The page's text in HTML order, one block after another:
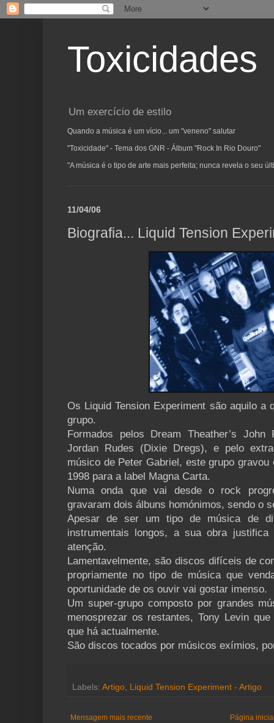
Toxicidades
Um exercício de estilo
Quando a música é um vício... um "veneno" salutar
"Toxicidade" - Tema dos GNR - Álbum "Rock In Rio Douro"
"A música é o tipo de arte mais perfeita; nunca revela o seu
11/04/06
Biografia... Liquid Tension
Os Liquid Tension Experiment são aquilo a
grupo.
Formados pelos Dream Theather’s
Jordan Rudes (Dixie Dregs), e pelo
músico de Peter Gabriel, este grupo
1998 para a label Magna Carta.
Numa onda que vai desde o rock
gravaram dois álbuns homónimos, sendo o
Apesar de ser um tipo de música de
instrumentais longos, a sua obra justifica
atenção.
Lamentavelmente, são discos difíceis de
propriamente no tipo de música que
oportunidade de os ouvir vai gostar imenso.
Um super-grupo composto por grandes
menosprezar os restantes, Tony Levin
que há actualmente.
São discos tocados por músicos exímios,
Labels: Artigo, Liquid Tension Experiment - Artigo
Mensagem mais recente Página